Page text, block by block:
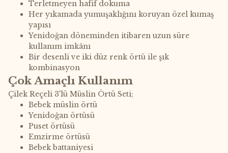
Terletmeyen hafif dokuma
Her yıkamada yumuşaklığını koruyan özel kumaş
yapısı
Yenidoğan döneminden itibaren uzun süre
kullanım imkânı
Bir desenli ve iki düz renk örtü ile şık
kombinasyon
Çok Amaçlı Kullanım
Çilek Reçeli 3'lü Müslin Örtü Seti;
Bebek müslin örtü
Yenidoğan örtüsü
Puset örtüsü
Emzirme örtüsü
Bebek battaniyesi